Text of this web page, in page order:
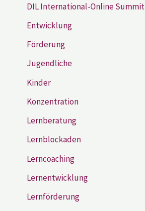
DIL International-Online Summit
Entwicklung
Förderung
Jugendliche
Kinder
Konzentration
Lernberatung
Lernblockaden
Lerncoaching
Lernentwicklung
Lernförderung